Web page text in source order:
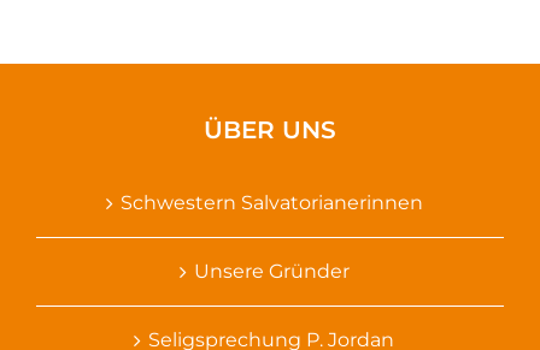
ÜBER UNS
Schwestern Salvatorianerinnen
Unsere Gründer
Seligsprechung P. Jordan